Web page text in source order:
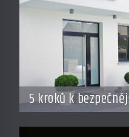
5 kroků k
dovolené